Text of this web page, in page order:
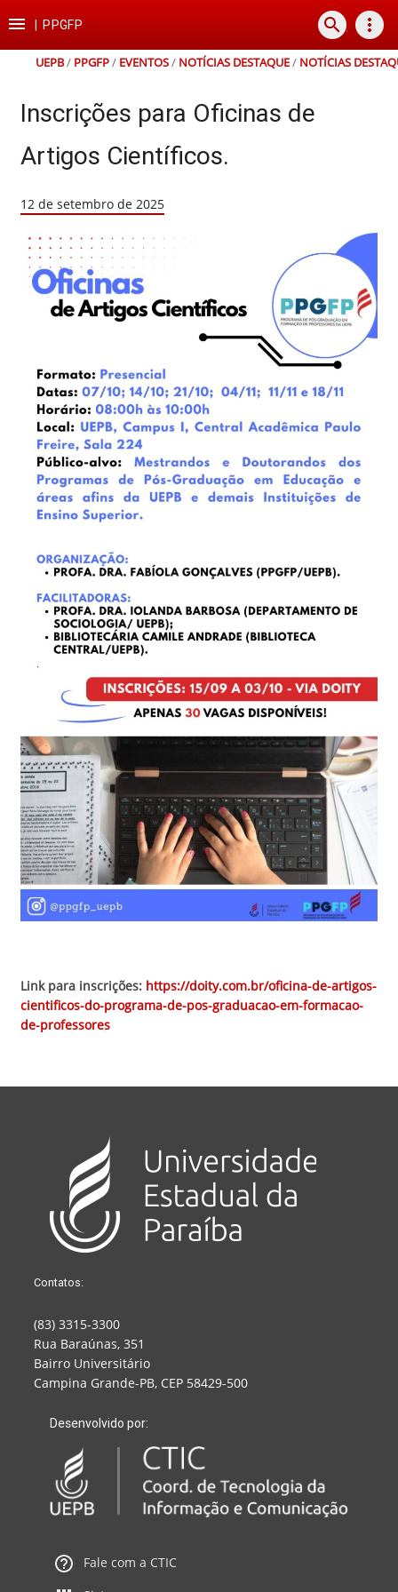
para
conteúdo
para
para
para
rodapé
 PPGFP search more_vert
UEPB/ PPGFP/ EVENTOS/ NOTÍCIAS DESTAQUE/ NOTÍCIAS
Inscrições para Oficinas de
Artigos Científicos.
12 de setembro de 2025
Link para inscrições: https://doity.com.br/oficina-de-artigos-
cientificos-do-programa-de-pos-graduacao-em-formacao-
de-professores
Contatos:
(83) 3315-3300
Rua Baraúnas, 351
Bairro Universitário
Campina Grande-PB, CEP 58429-500
Desenvolvido por:
Fale com a CTIC